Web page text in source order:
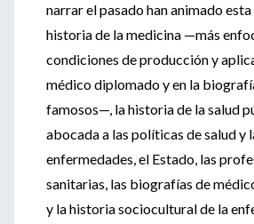
narrar el pasado han animado
historia de la medicina —más
condiciones de producción y
médico diplomado y en la
famosos—, la historia de la salud
abocada a las políticas de salud y
enfermedades, el Estado, las
sanitarias, las biografías de
y la historia sociocultural de la